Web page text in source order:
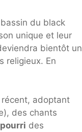
du black
unique et leur
bientôt un
religieux. En
adoptant
des chants
des